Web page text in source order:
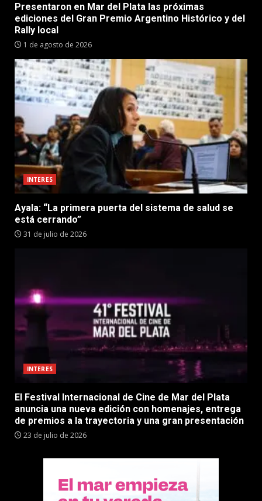
Presentaron en Mar del Plata las próximas
ediciones del Gran Premio Argentino Histórico y del
Rally local
1 de agosto de 2026
INTERES
Ayala: “La primera puerta del sistema de salud se
está cerrando”
31 de julio de 2026
INTERES
El Festival Internacional de Cine de Mar del Plata
anuncia una nueva edición con homenajes, entrega
de premios a la trayectoria y una gran presentación
23 de julio de 2026